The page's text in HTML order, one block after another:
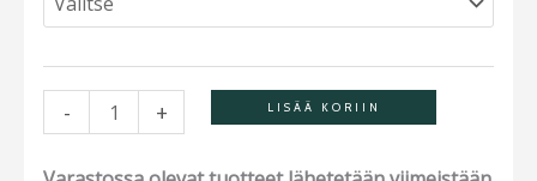
- + LISÄÄ KORIIN